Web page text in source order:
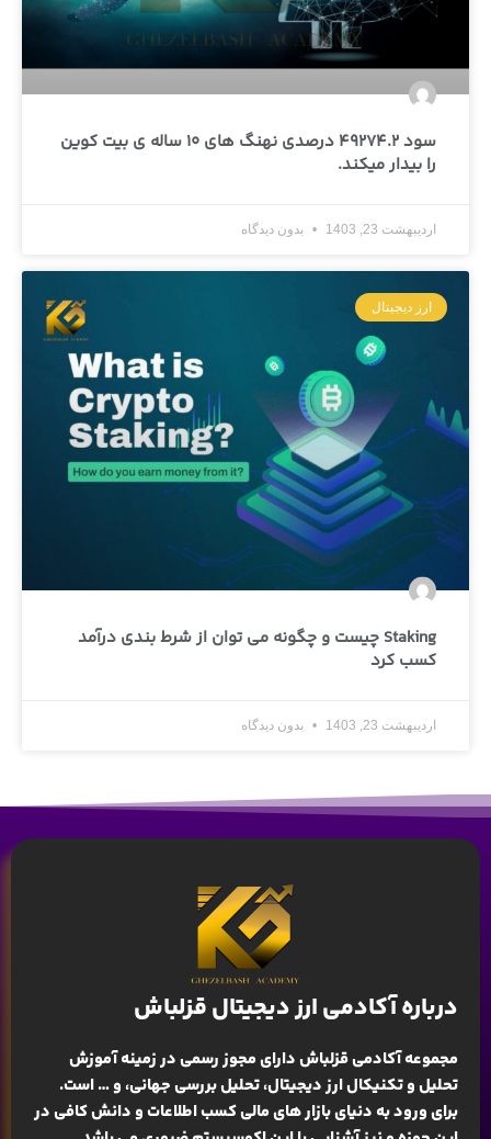
سود 49274.2 درصدی نهنگ های 10 ساله ی بیت کوین
را بیدار میکند.
اردیبهشت 23, 1403 بدون دیدگاه
ارز دیجیتال
Staking چیست و چگونه می توان از شرط بندی درآمد
کسب کرد
اردیبهشت 23, 1403 بدون دیدگاه
درباره آکادمی ارز دیجیتال قزلباش
مجموعه آکادمی قزلباش دارای مجوز رسمی در زمینهآموزش
تحلیل و تکنیکال ارز دیجیتال، تحلیل بررسی جهانی، و … است.
برای ورود به دنیای بازار های مالی کسب اطلاعات و دانش کافی در